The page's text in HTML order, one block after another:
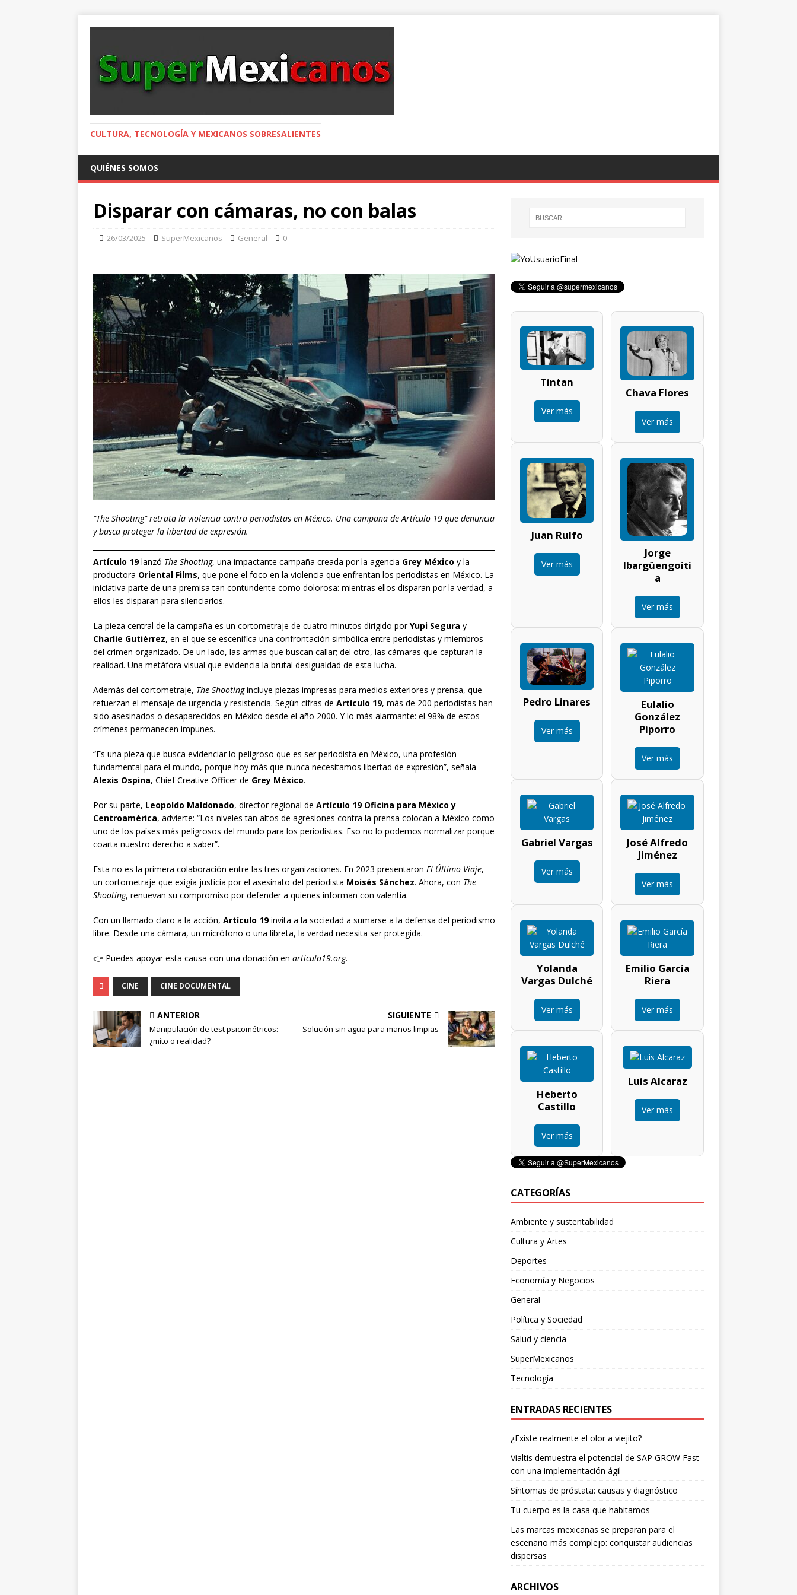
CULTURA, TECNOLOGÍA Y MEXICANOS SOBRESALIENTES
QUIÉNES SOMOS
Disparar con cámaras, no con balas
26/03/2025 SuperMexicanos General 0
“The Shooting” retrata la violencia contra periodistas en México. Una campaña de Artículo 19 que denuncia
y busca proteger la libertad de expresión.
Artículo 19lanzó The Shooting, una impactante campaña creada por la agencia Grey México y la
productora Oriental Films, que pone el foco en la violencia que enfrentan los periodistas en México. La
iniciativa parte de una premisa tan contundente como dolorosa: mientras ellos disparan por la verdad, a
ellos les disparan para silenciarlos.
La pieza central de la campaña es un cortometraje de cuatro minutos dirigido porYupi Segura y
Charlie Gutiérrez, en el que se escenifica una confrontación simbólica entre periodistas y miembros
del crimen organizado. De un lado, las armas que buscan callar; del otro, las cámaras que capturan la
realidad. Una metáfora visual que evidencia la brutal desigualdad de esta lucha.
Además del cortometraje, The Shootingincluye piezas impresas para medios exteriores y prensa, que
refuerzan el mensaje de urgencia y resistencia. Según cifras de Artículo 19, más de 200 periodistas han
sido asesinados o desaparecidos en México desde el año 2000. Y lo más alarmante: el 98% de estos
crímenes permanecen impunes.
“Es una pieza que busca evidenciar lo peligroso que es ser periodista en México, una profesión
fundamental para el mundo, porque hoy más que nunca necesitamos libertad de expresión”, señala
Alexis Ospina, Chief Creative Officer de Grey México.
Por su parte, Leopoldo Maldonado, director regional de Artículo 19 Oficina para México y
Centroamérica, advierte: “Los niveles tan altos de agresiones contra la prensa colocan a México como
uno de los países más peligrosos del mundo para los periodistas. Eso no lo podemos normalizar porque
coarta nuestro derecho a saber”.
Esta no es la primera colaboración entre las tres organizaciones. En 2023 presentaron El Último Viaje,
un cortometraje que exigía justicia por el asesinato del periodista Moisés Sánchez. Ahora, con The
Shooting, renuevan su compromiso por defender a quienes informan con valentía.
Con un llamado claro a la acción, Artículo 19invita a la sociedad a sumarse a la defensa del periodismo
libre. Desde una cámara, un micrófono o una libreta, la verdad necesita ser protegida.
👉 Puedes apoyar esta causa con una donación en articulo19.org.
CINE CINE DOCUMENTAL
ANTERIOR
Manipulación de test psicométricos:
¿mito o realidad?
SIGUIENTE
Solución sin agua para manos limpias
Tintan
Ver más
Chava Flores
Ver más
Juan Rulfo
Ver más
Jorge
Ibargüengoiti
a
Ver más
Pedro Linares
Ver más
Eulalio
González
Piporro
Ver más
Gabriel Vargas
Ver más
José Alfredo
Jiménez
Ver más
Yolanda
Vargas Dulché
Ver más
Emilio García
Riera
Ver más
Heberto
Castillo
Ver más
Luis Alcaraz
Ver más
CATEGORÍAS
Ambiente y sustentabilidad
Cultura y Artes
Deportes
Economía y Negocios
General
Política y Sociedad
Salud y ciencia
SuperMexicanos
Tecnología
ENTRADAS RECIENTES
¿Existe realmente el olor a viejito?
Vialtis demuestra el potencial de SAP GROW Fast
con una implementación ágil
Síntomas de próstata: causas y diagnóstico
Tu cuerpo es la casa que habitamos
Las marcas mexicanas se preparan para el
escenario más complejo: conquistar audiencias
dispersas
ARCHIVOS